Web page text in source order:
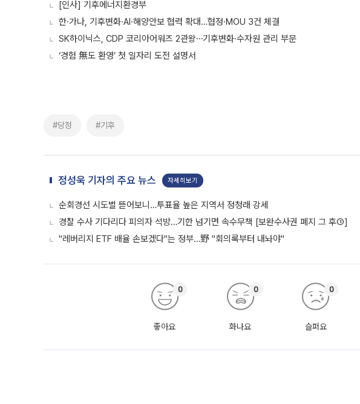
[인사] 기후에너지환경부
한·가나, 기후변화·AI·해양안보 협력 확대…협정·MOU 3건 체결
SK하이닉스, CDP 코리아어워즈 2관왕⋯기후변화·수자원 관리 부문
‘경험 無도 환영’ 첫 일자리 도전 설명서
#당정 #기후
정성욱 기자의 주요 뉴스 자세히보기
순회경선 시도별 뜯어보니…투표율 높은 지역서 정청래 강세
경찰 수사 기다리다 피의자 석방…기한 넘기면 속수무책 [보완수사권 폐지 그 후①]
"레버리지 ETF 배율 손보겠다"는 정부…野 "회의록부터 내놔야"
좋아요
0
화나요
0
슬퍼요
0